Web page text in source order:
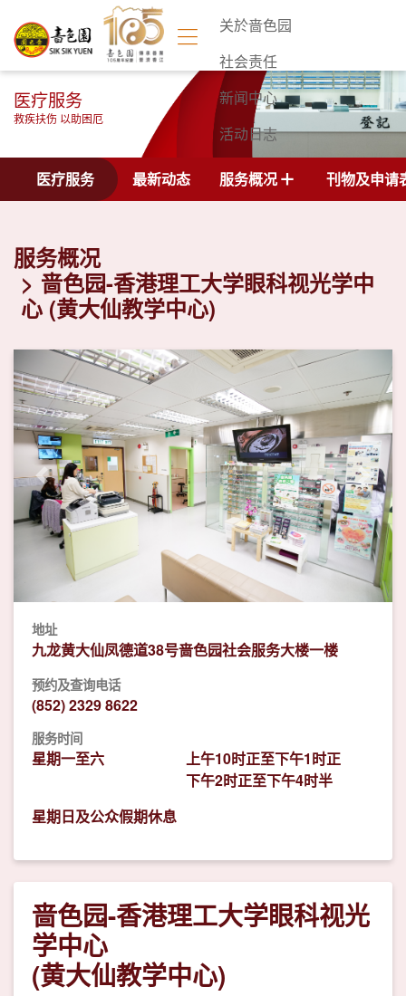
关於啬色园
社会责任
新闻中心
活动日志
联络我们
医疗服务
救疾扶伤 以助困厄
医疗服务 最新动态 服务概况 刊物及申请
服务概况
啬色园-香港理工大学眼科视光学中
心 (黄大仙教学中心)
Previous Next
地址
九龙黄大仙凤德道38号啬色园社会服务大楼一楼
预约及查询电话
(852) 2329 8622
服务时间
星期一至六
上午10时正至下午1时正
下午2时正至下午4时半
星期日及公众假期休息
啬色园-香港理工大学眼科视光
学中心
(黄大仙教学中心)